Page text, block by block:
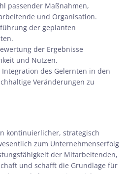
passender Maßnahmen,
und Organisation.
der geplanten
der Ergebnisse
und Nutzen.
Integration des Gelernten in den
Veränderungen zu
kontinuierlicher, strategisch
zum Unternehmenserfolg
der Mitarbeitenden,
und schafft die Grundlage für